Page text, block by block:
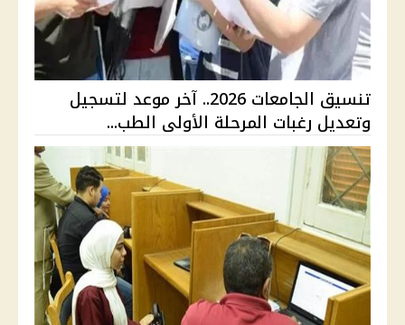
تنسيق الجامعات 2026.. آخر موعد لتسجيل
وتعديل رغبات المرحلة الأولى الطب...